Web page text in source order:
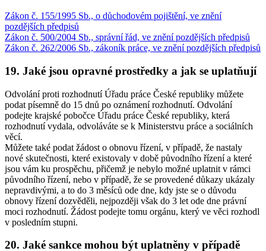
Zákon č. 155/1995 Sb., o důchodovém pojištění, ve znění
pozdějších předpisů
Zákon č. 500/2004 Sb., správní řád, ve znění pozdějších předpisů
Zákon č. 262/2006 Sb., zákoník práce, ve znění pozdějších předpisů
19. Jaké jsou opravné prostředky a jak se uplatňují
Odvolání proti rozhodnutí Úřadu práce České republiky můžete
podat písemně do 15 dnů po oznámení rozhodnutí. Odvolání
podejte krajské pobočce Úřadu práce České republiky, která
rozhodnutí vydala, odvoláváte se k Ministerstvu práce a sociálních
věcí.
Můžete také podat žádost o obnovu řízení, v případě, že nastaly
nové skutečnosti, které existovaly v době původního řízení a které
jsou vám ku prospěchu, přičemž je nebylo možné uplatnit v rámci
původního řízení, nebo v případě, že se provedené důkazy ukázaly
nepravdivými, a to do 3 měsíců ode dne, kdy jste se o důvodu
obnovy řízení dozvěděli, nejpozději však do 3 let ode dne právní
moci rozhodnutí. Žádost podejte tomu orgánu, který ve věci rozhodl
v posledním stupni.
20. Jaké sankce mohou být uplatněny v případě